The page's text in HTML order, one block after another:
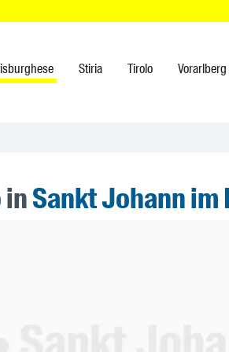
Stiria Tirolo Vorarlberg
inSankt Johann im